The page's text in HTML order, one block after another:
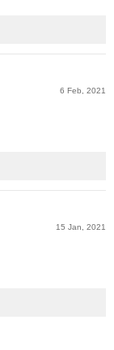
6 Feb, 2021
15 Jan, 2021